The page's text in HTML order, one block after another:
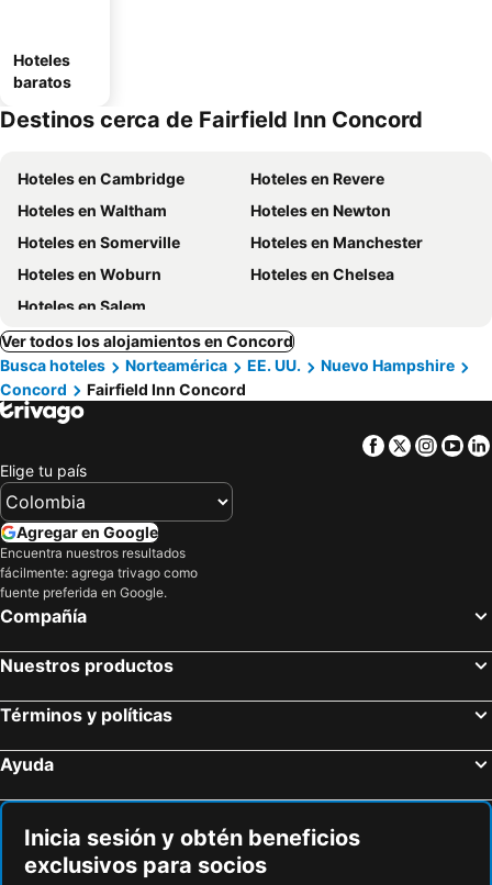
Hoteles
baratos
Destinos cerca de Fairfield Inn Concord
Hoteles en Cambridge
Hoteles en Revere
Hoteles en Waltham
Hoteles en Newton
Hoteles en Somerville
Hoteles en Manchester
Hoteles en Woburn
Hoteles en Chelsea
Hoteles en Salem
Ver todos los alojamientos en Concord
Busca hoteles
Norteamérica EE. UU.
Nuevo Hampshire
Concord
Fairfield Inn Concord
Facebook
Twitter
Elige tu país
Agregar en Google
Encuentra nuestros resultados
fácilmente: agrega trivago como
fuente preferida en Google.
Compañía
Nuestros productos
Términos y políticas
Ayuda
Inicia sesión y obtén beneficios
exclusivos para socios